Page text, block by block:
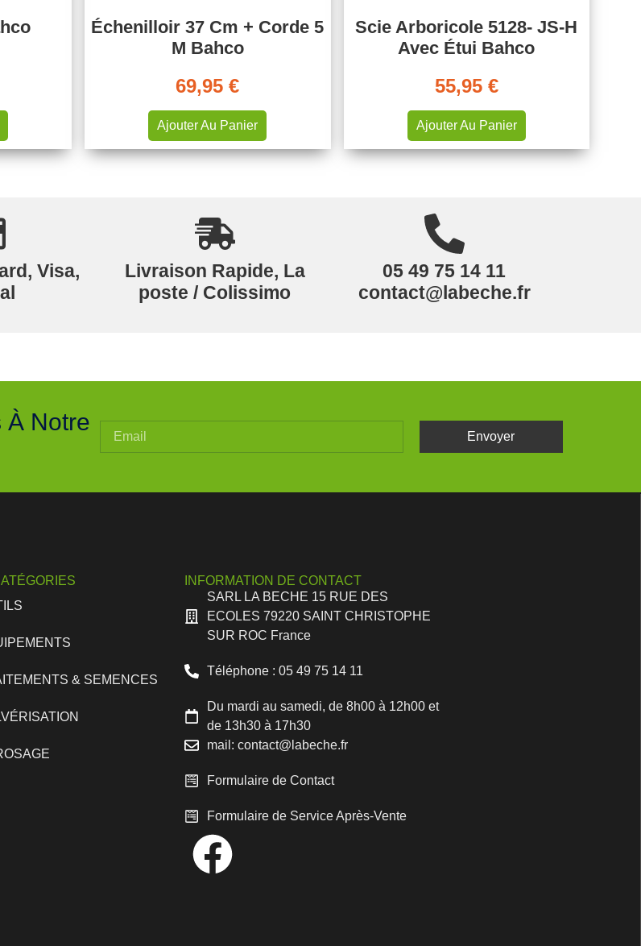
Échenilloir 37 Cm + Corde 5
M Bahco
69,95€
Ajouter Au Panier
Scie Arboricole 5128- JS-H
Avec Étui Bahco
55,95 €
Ajouter Au Panier
Visa,
Livraison Rapide, La
poste / Colissimo
05 49 75 14 11
contact@labeche.fr
À Notre
Envoyer
& SEMENCES
INFORMATION DE CONTACT
SARL LA BECHE 15 RUE DES
ECOLES 79220 SAINT CHRISTOPHE
SUR ROC France
Téléphone : 05 49 75 14 11
Du mardi au samedi, de 8h00 à 12h00 et
de 13h30 à 17h30
mail: contact@labeche.fr
Formulaire de Contact
Formulaire de Service Après-Vente